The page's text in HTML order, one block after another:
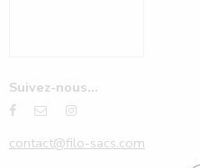
Suivez-nous...
contact@filo-sacs.com